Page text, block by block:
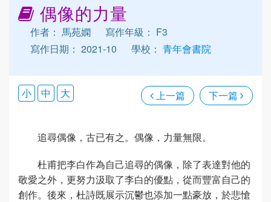
偶像的力量
作者： 馬苑嫻
寫作年級： F3
寫作日期： 2021-10
學校： 青年會書院
上一篇 下一篇
小 中 大
追尋偶像，古已有之。偶像，力量無限。
杜甫把李白作為自己追尋的偶像，除了表達對他的
敬愛之外，更努力汲取了李白的優點，從而豐富自己的
創作。後來，杜詩既展示沉鬱也添加一點豪放，於悲愴